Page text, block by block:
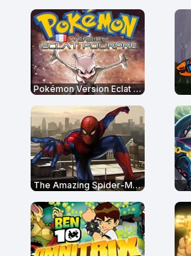
Pokémon Version Eclat Pourpre
The Amazing Spider-Man